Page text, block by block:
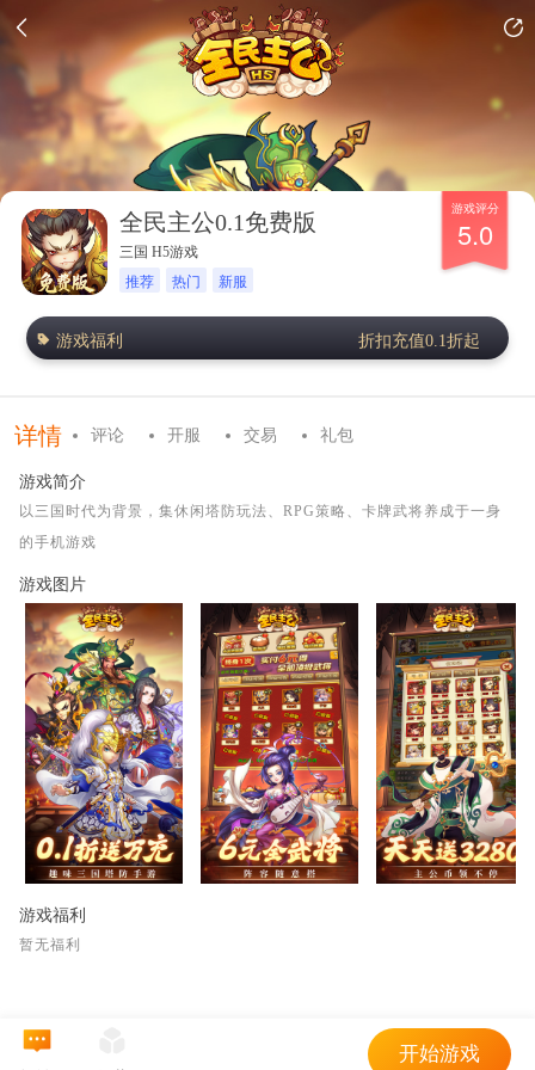
全民主公0.1免费版
三国 H5游戏
推荐 热门 新服
游戏评分
5.0
游戏福利 折扣充值0.1折起
详情 评论 开服 交易 礼包
游戏简介
以三国时代为背景，集休闲塔防玩法、RPG策略、卡牌武将养成于一身
的手机游戏
游戏图片
游戏福利
暂无福利
开始游戏